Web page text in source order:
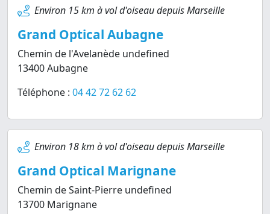
Environ 15 km à vol d'oiseau depuis Marseille
Grand Optical Aubagne
Chemin de l'Avelanède undefined
13400 Aubagne
Téléphone : 04 42 72 62 62
Environ 18 km à vol d'oiseau depuis Marseille
Grand Optical Marignane
Chemin de Saint-Pierre undefined
13700 Marignane